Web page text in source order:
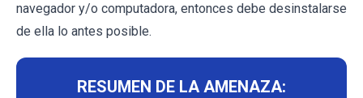
navegador y/o computadora, entonces debe desinstalarse
de ella lo antes posible.
RESUMEN DE LA AMENAZA: